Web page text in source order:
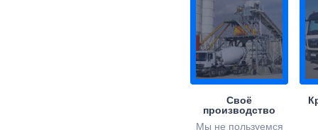
Своё
производство
Мы не пользуемся